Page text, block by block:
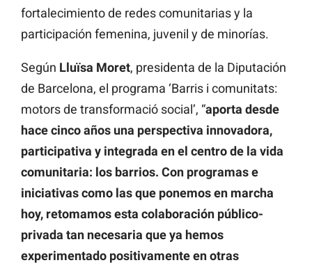
fortalecimiento de redes comunitarias y la
participación femenina, juvenil y de minorías.
Según Lluïsa Moret, presidenta de la Diputación
de Barcelona, el programa ‘Barris i comunitats:
motors de transformació social’, “aporta desde
hace cinco años una perspectiva innovadora,
participativa y integrada en el centro de la vida
comunitaria: los barrios. Con programas e
iniciativas como las que ponemos en marcha
hoy, retomamos esta colaboración público-
privada tan necesaria que ya hemos
experimentado positivamente en otras